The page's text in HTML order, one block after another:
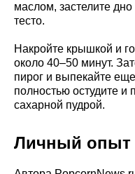
маслом, застелите
тесто.
Накройте крышкой и
около 40–50 минут.
пирог и выпекайте
полностью остудите и
сахарной пудрой.
Личный опыт